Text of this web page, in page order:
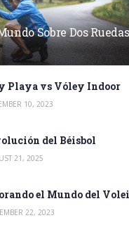
Sobre Dos Ruedas
Playa vs Vóley Indoor
10, 2023
del Béisbol
21, 2025
el Mundo del
22, 2023